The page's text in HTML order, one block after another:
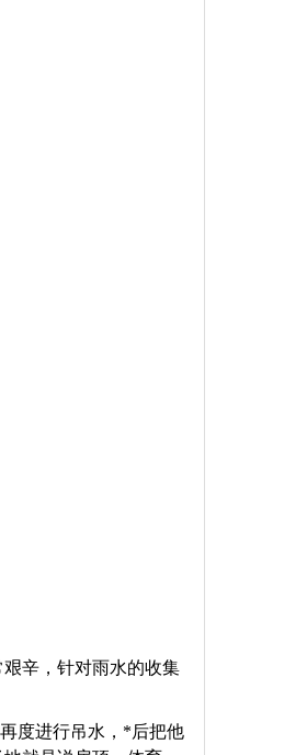
辛，针对雨水的收集
度进行吊水，*后把他